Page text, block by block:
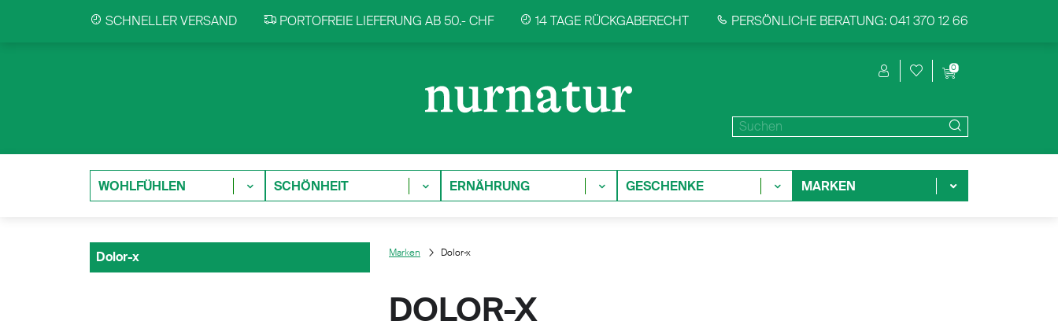
SCHNELLER VERSAND PORTOFREIE LIEFERUNG AB 50.- CHF 14 TAGE RÜCKGABERECHT PERSÖNLICHE BERATUNG: 041 370 12 66
0
WOHLFÜHLEN SCHÖNHEIT ERNÄHRUNG GESCHENKE MARKEN
Dolor-x Marken Dolor-x
DOLOR-X